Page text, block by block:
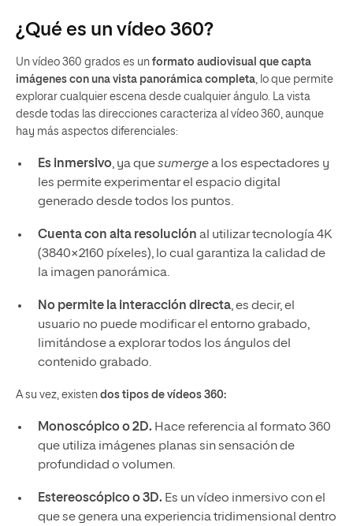
¿Qué es un vídeo 360?
Un vídeo 360 grados es un formato audiovisual que capta
imágenes con una vista panorámica completa , lo que permite
explorar cualquier escena desde cualquier ángulo. La vista
desde todas las direcciones caracteriza al vídeo 360, aunque
hay más aspectos diferenciales:
Es inmersivo, ya quesumergea los espectadores y
les permite experimentar el espacio digital
generado desde todos los puntos.
Cuenta con alta resolución al utilizar tecnología 4K
(3840×2160 píxeles), lo cual garantiza la calidad de
la imagen panorámica.
No permite la interacción directa, es decir, el
usuario no puede modificar el entorno grabado,
limitándose a explorar todos los ángulos del
contenido grabado.
A su vez, existen dos tipos de vídeos 360:
Monoscópico o 2D. Hace referencia al formato 360
que utiliza imágenes planas sin sensación de
profundidad o volumen.
Estereoscópico o 3D. Es un vídeo inmersivo con el
que se genera una experiencia tridimensional dentro